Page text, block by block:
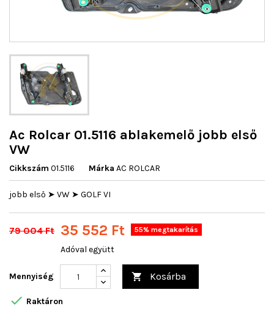
Ac Rolcar 01.5116 ablakemelő jobb első
VW
Cikkszám 01.5116 Márka AC ROLCAR
jobb első ➤ VW ➤ GOLF VI
79 004 Ft 35 552 Ft 55% megtakarítás
Adóval együtt
Mennyiség  Kosárba
 Raktáron